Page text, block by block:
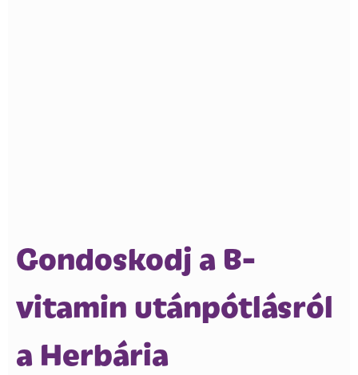
Gondoskodj a B-
vitamin utánpótlásról
a Herbária